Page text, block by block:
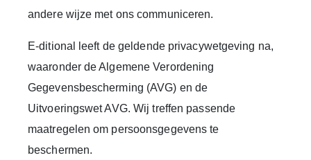
andere wijze met ons communiceren.
E-ditional leeft de geldende privacywetgeving na,
waaronder de Algemene Verordening
Gegevensbescherming (AVG) en de
Uitvoeringswet AVG. Wij treffen passende
maatregelen om persoonsgegevens te
beschermen.